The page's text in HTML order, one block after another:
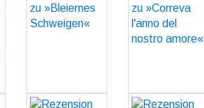
»Bleiernes
Schweigen«
»Correva
l'anno del
nostro amore«
Rezension zu
Rezension zu